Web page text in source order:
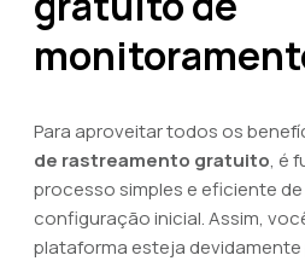
Para aproveitar todos os
de rastreamento gratuito, é
processo simples e eficiente
configuração inicial. Assim,
plataforma esteja devidamente